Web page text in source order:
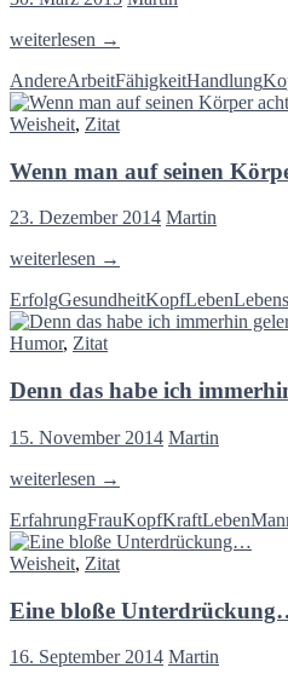
Mit
Fleiße…
weiterlesen →
AndereArbeitFähigkeitHandlung
Weisheit, Zitat
Wenn man auf seinen
23. Dezember 2014 Martin
Wenn
auf
seinen
Körper
weiterlesen →
ErfolgGesundheitKopfLeben
Humor, Zitat
Denn das habe ich
15. November 2014 Martin
Denn
habe
ich
immerhin
weiterlesen →
ErfahrungFrauKopfKraftLeben
Weisheit, Zitat
Eine bloße
16. September 2014 Martin